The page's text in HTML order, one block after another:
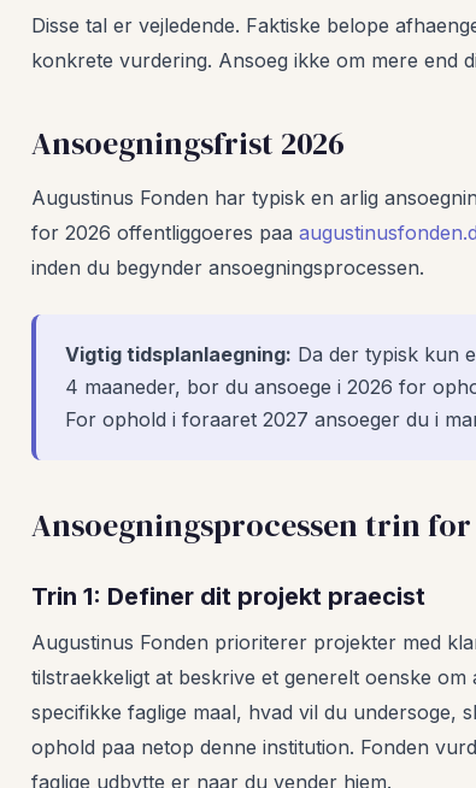
Disse tal er vejledende. Faktiske belope
konkrete vurdering. Ansoeg ikke om mere end
Ansoegningsfrist 2026
Augustinus Fonden har typisk en arlig
for 2026 offentliggoeres paa
inden du begynder ansoegningsprocessen.
Vigtig tidsplanlaegning: Da der typisk kun
4 maaneder, bor du ansoege i 2026 for
For ophold i foraaret 2027 ansoeger du i
Ansoegningsprocessen trin
Trin 1: Definer dit projekt praecist
Augustinus Fonden prioriterer projekter med
tilstraekkeligt at beskrive et generelt oenske
specifikke faglige maal, hvad vil du
ophold paa netop denne institution. Fonden
faglige udbytte er naar du vender hjem.